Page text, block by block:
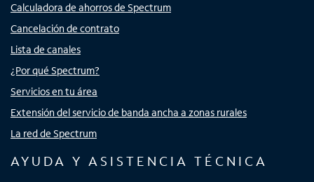
Calculadora de ahorros de Spectrum
Cancelación de contrato
Lista de canales
¿Por qué Spectrum?
Servicios en tu área
Extensión del servicio de banda ancha a zonas rurales
La red de Spectrum
AYUDA Y ASISTENCIA TÉCNICA